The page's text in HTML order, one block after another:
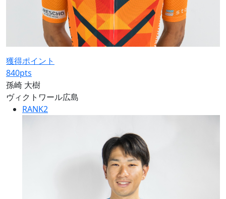
獲得ポイント
840pts
孫崎 大樹
ヴィクトワール広島
RANK2